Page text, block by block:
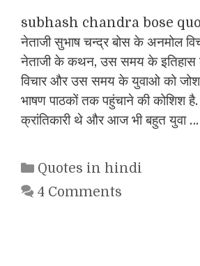
subhash chandra bose
नेताजी सुभाष चन्द्र बोस के अनमोल
नेताजी के कथन, उस समय के इतिहास
विचार और उस समय के युवाओ को जोश
भाषण पाठकों तक पहुंचाने की कोशिश
क्रांतिकारी थे और आज भी बहुत युवा …
Categories
Quotes in hindi
4 Comments